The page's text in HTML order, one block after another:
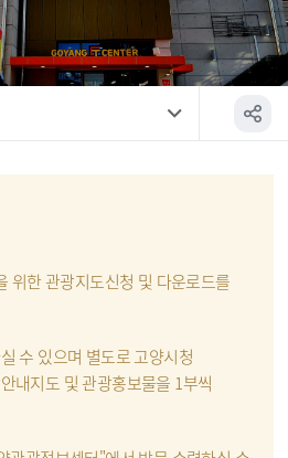
위한 관광지도신청 및 다운로드를
수 있으며 별도로 고양시청
내지도 및 관광홍보물을 1부씩